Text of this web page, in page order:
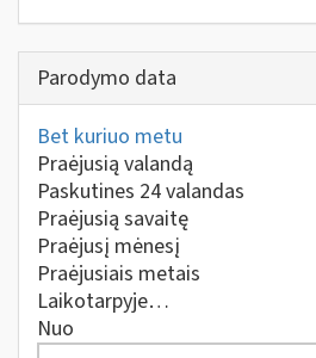
Parodymo data
Bet kuriuo metu
Praėjusią valandą
Paskutines 24 valandas
Praėjusią savaitę
Praėjusį mėnesį
Praėjusiais metais
Laikotarpyje…
Nuo